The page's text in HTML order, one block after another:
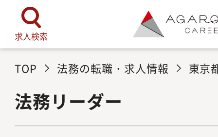
求人検索
TOP 法務の転職・求人情報 東京
法務リーダー